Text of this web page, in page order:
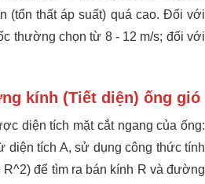
(tổn thất áp suất) quá cao. Đối với
thường chọn từ 8 - 12 m/s; đối với
kính (Tiết diện) ống gió
diện tích mặt cắt ngang của ống:
diện tích A, sử dụng công thức tính
để tìm ra bán kính R và đường